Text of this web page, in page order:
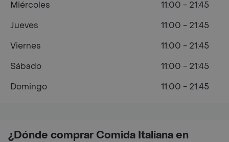
¿Dónde comprar Comida Italiana en
Miércoles
11:00 - 21:45
Jueves
11:00 - 21:45
Viernes
11:00 - 21:45
Sábado
11:00 - 21:45
Domingo
11:00 - 21:45